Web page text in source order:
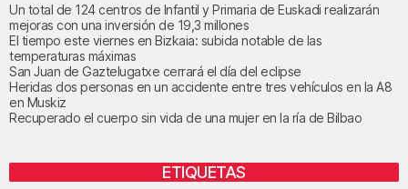
Un total de 124 centros de Infantil y Primaria de Euskadi realizarán
mejoras con una inversión de 19,3 millones
El tiempo este viernes en Bizkaia: subida notable de las
temperaturas máximas
San Juan de Gaztelugatxe cerrará el día del eclipse
Heridas dos personas en un accidente entre tres vehículos en la A8
en Muskiz
Recuperado el cuerpo sin vida de una mujer en la ría de Bilbao
ETIQUETAS